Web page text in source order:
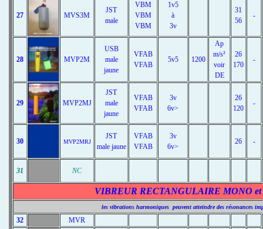
27 MVS3M
JST
male
VBM
VBM
VBM
1v5
à
3v
31
56
-
28 MVP2M
USB
male
jaune
VFAB
VFAB
5v5 1200
Ap
m/s²
voir
DE
26
170
-
29 MVP2MJ
JST
male
jaune
VFAB
VFAB
3v
6v>
26
120
-
30 MVP2MRJ
JST
male jaune
VFAB
VFAB
3v
6v>
26 -
31 NC
VIBREUR RECTANGULAIRE MONO
les vibrations harmoniques peuvent atteindre des résonances
32
MVR